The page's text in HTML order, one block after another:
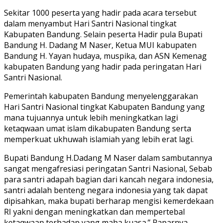
Sekitar 1000 peserta yang hadir pada acara tersebut
dalam menyambut Hari Santri Nasional tingkat
Kabupaten Bandung. Selain peserta Hadir pula Bupati
Bandung H. Dadang M Naser, Ketua MUI kabupaten
Bandung H. Yayan hudaya, muspika, dan ASN Kemenag
kabupaten Bandung yang hadir pada peringatan Hari
Santri Nasional.
Pemerintah kabupaten Bandung menyelenggarakan
Hari Santri Nasional tingkat Kabupaten Bandung yang
mana tujuannya untuk lebih meningkatkan lagi
ketaqwaan umat islam dikabupaten Bandung serta
memperkuat ukhuwah islamiah yang lebih erat lagi.
Bupati Bandung H.Dadang M Naser dalam sambutannya
sangat mengafresiasi peringatan Santri Nasional, Sebab
para santri adapah bagian dari kancah negara indonesia,
santri adalah benteng negara indonesia yang tak dapat
dipisahkan, maka bupati berharap mengisi kemerdekaan
RI yakni dengan meningkatkan dan mempertebal